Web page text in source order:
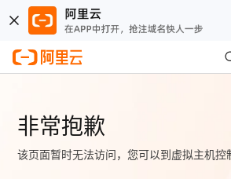
非常抱歉
该页面暂时无法访问，您可以到虚拟主机控